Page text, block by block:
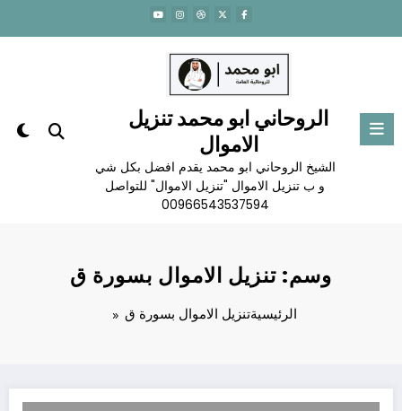
المحتوى
الروحاني ابو محمد تنزيل
الاموال
الشيخ الروحاني ابو محمد يقدم افضل بكل شي
و ب تنزيل الاموال "تنزيل الاموال" للتواصل
00966543537594
وسم: تنزيل الاموال بسورة ق
الرئيسيةتنزيل الاموال بسورة ق